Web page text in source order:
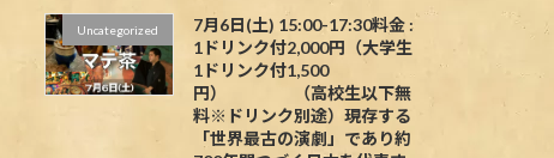
Uncategorized
7月6日(土) 15:00-17:30料金 :
1ドリンク付2,000円（大学生
1ドリンク付1,500
円） （高校生以下無
料※ドリンク別途）現存する
「世界最古の演劇」であり約